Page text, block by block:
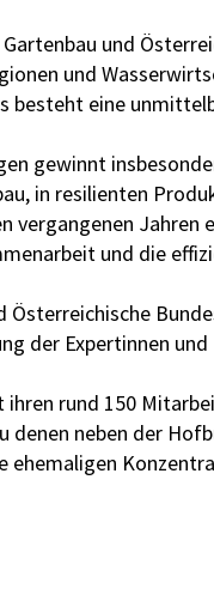
und
und
eine
gewinnt
in resilienten
vergangenen
und die
Österreichische
der Expertinnen und
rund 150
neben der
ehemaligen